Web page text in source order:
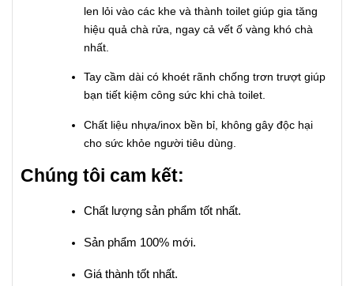
len lỏi vào các khe và thành toilet giúp gia tăng
hiệu quả chà rửa, ngay cả vết ố vàng khó chà
nhất.
Tay cầm dài có khoét rãnh chống trơn trượt giúp
bạn tiết kiệm công sức khi chà toilet.
Chất liệu nhựa/inox bền bỉ, không gây độc hại
cho sức khỏe người tiêu dùng.
Chúng tôi cam kết:
Chất lượng sản phẩm tốt nhất.
Sản phẩm 100% mới.
Giá thành tốt nhất.